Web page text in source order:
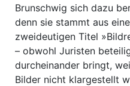
Brunschwig sich dazu
denn sie stammt aus
zweideutigen Titel
– obwohl Juristen
durcheinander bringt,
Bilder nicht klargestellt